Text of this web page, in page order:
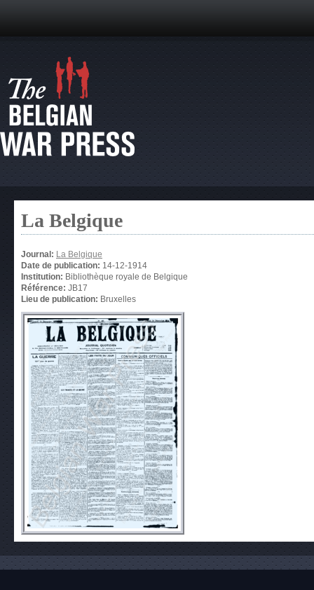
La Belgique
Journal: La Belgique
Date de publication: 14-12-1914
Institution: Bibliothèque royale de Belgique
Référence: JB17
Lieu de publication: Bruxelles